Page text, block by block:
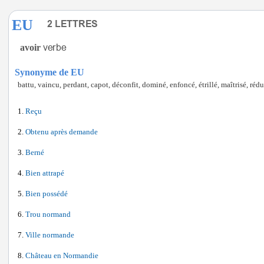
EU
avoir
Synonyme de EU
battu, vaincu, perdant, capot, déconfit, dominé, enfoncé, étrillé, maîtrisé,
Reçu
Obtenu après demande
Berné
Bien attrapé
Bien possédé
Trou normand
Ville normande
Château en Normandie